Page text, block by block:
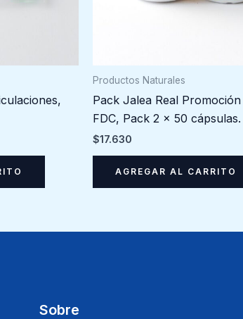
Productos Naturales
Pack Jalea Real
FDC, Pack 2 x 50 cápsulas.
$17.630
AGREGAR AL CARRITO
Sobre